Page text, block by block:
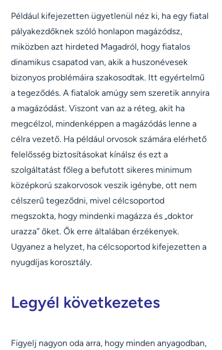
Például kifejezetten ügyetlenül néz ki, ha egy fiatal
pályakezdőknek szóló honlapon magázódsz,
miközben azt hirdeted Magadról, hogy fiatalos
dinamikus csapatod van, akik a huszonévesek
bizonyos problémáira szakosodtak. Itt egyértelmű
a tegeződés. A fiatalok amúgy sem szeretik annyira
a magázódást. Viszont van az a réteg, akit ha
megcélzol, mindenképpen a magázódás lenne a
célra vezető. Ha például orvosok számára elérhető
felelősség biztosításokat kínálsz és ezt a
szolgáltatást főleg a befutott sikeres minimum
középkorú szakorvosok veszik igénybe, ott nem
célszerű tegeződni, mivel célcsoportod
megszokta, hogy mindenki magázza és „doktor
urazza” őket. Ők erre általában érzékenyek.
Ugyanez a helyzet, ha célcsoportod kifejezetten a
nyugdíjas korosztály.
Legyél következetes
Figyelj nagyon oda arra, hogy minden anyagodban,